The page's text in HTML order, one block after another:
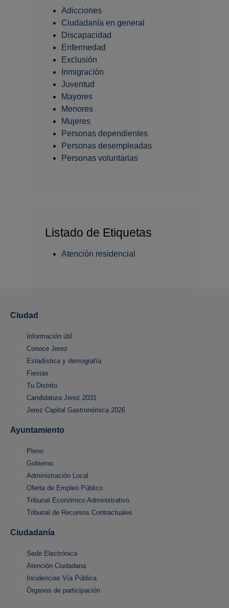
Adicciones
Ciudadanía en general
Discapacidad
Enfermedad
Exclusión
Inmigración
Juventud
Mayores
Menores
Mujeres
Personas dependientes
Personas desempleadas
Personas voluntarias
Listado de Etiquetas
Atención residencial
Ciudad
Información útil
Conoce Jerez
Estadística y demografía
Fiestas
Tu Distrito
Candidatura Jerez 2031
Jerez Capital Gastronómica 2026
Ayuntamiento
Pleno
Gobierno
Administración Local
Oferta de Empleo Público
Tribunal Económico Administrativo
Tribunal de Recursos Contractuales
Ciudadanía
Sede Electrónica
Atención Ciudadana
Incidencias Vía Pública
Órganos de participación